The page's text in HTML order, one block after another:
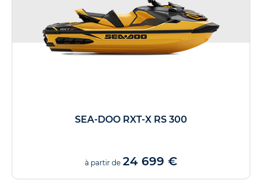
SEA-DOO RXT-X RS 300
à partir de 24 699 €